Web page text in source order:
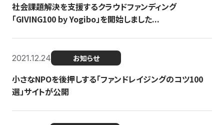
社会課題解決を支援するクラウドファンディング
「GIVING100 by Yogibo」を開始しました...
2021.12.24 お知らせ
小さなNPOを後押しする「ファンドレイジングのコツ100
選」サイトが公開